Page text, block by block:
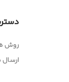
روش